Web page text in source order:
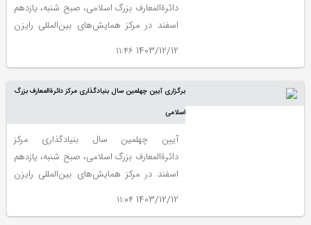
دائرةالمعارف بزرگ اسلامی، صبح شنبه، یازدهم
اسفند در مرکز همایش‌های بین‌المللی رایزن
1403/12/12 ۱۱:۴۶
برگزاری آیین چهلمین سال بنیادگذاری مرکز دائرةالمعارف بزرگ
اسلامی
آیین چهلمین سال بنیادگذاری مرکز
دائرةالمعارف بزرگ اسلامی، صبح شنبه، یازدهم
اسفند در مرکز همایش‌های بین‌المللی رایزن
1403/12/12 ۱۱:۰۴